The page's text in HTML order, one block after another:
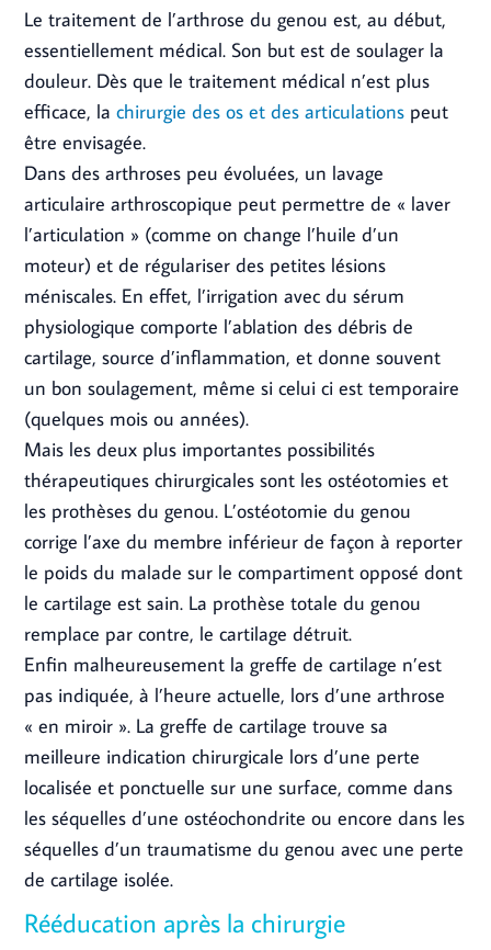
Le traitement de l’arthrose du genou est, au début,
essentiellement médical. Son but est de soulager la
douleur. Dès que le traitement médical n’est plus
efficace, la chirurgie des os et des articulations peut
être envisagée.
Dans des arthroses peu évoluées, un lavage
articulaire arthroscopique peut permettre de « laver
l’articulation » (comme on change l’huile d’un
moteur) et de régulariser des petites lésions
méniscales. En effet, l’irrigation avec du sérum
physiologique comporte l’ablation des débris de
cartilage, source d’inflammation, et donne souvent
un bon soulagement, même si celui ci est temporaire
(quelques mois ou années).
Mais les deux plus importantes possibilités
thérapeutiques chirurgicales sont les ostéotomies et
les prothèses du genou. L’ostéotomie du genou
corrige l’axe du membre inférieur de façon à reporter
le poids du malade sur le compartiment opposé dont
le cartilage est sain. La prothèse totale du genou
remplace par contre, le cartilage détruit.
Enfin malheureusement la greffe de cartilage n’est
pas indiquée, à l’heure actuelle, lors d’une arthrose
« en miroir ». La greffe de cartilage trouve sa
meilleure indication chirurgicale lors d’une perte
localisée et ponctuelle sur une surface, comme dans
les séquelles d’une ostéochondrite ou encore dans les
séquelles d’un traumatisme du genou avec une perte
de cartilage isolée.
Rééducation après la chirurgie